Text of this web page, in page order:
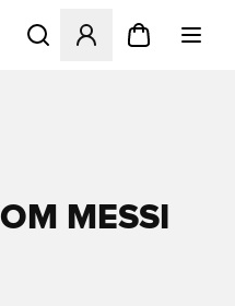
Åbner en Modal til at
MESSI